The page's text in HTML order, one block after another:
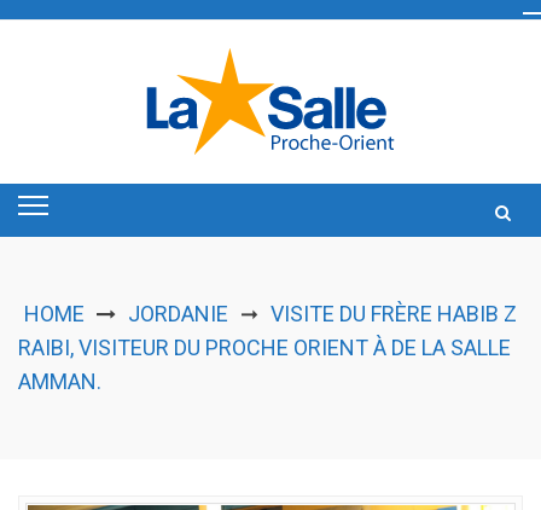
HOME JORDANIE ➞ VISITE DU FRÈRE HABIB Z
RAIBI, VISITEUR DU PROCHE ORIENT À DE LA SALLE
AMMAN.